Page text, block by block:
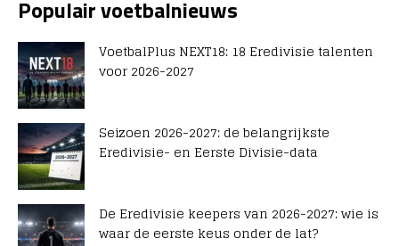
Populair voetbalnieuws
VoetbalPlus NEXT18: 18 Eredivisie talenten
voor 2026-2027
Seizoen 2026-2027: de belangrijkste
Eredivisie- en Eerste Divisie-data
De Eredivisie keepers van 2026-2027: wie is
waar de eerste keus onder de lat?